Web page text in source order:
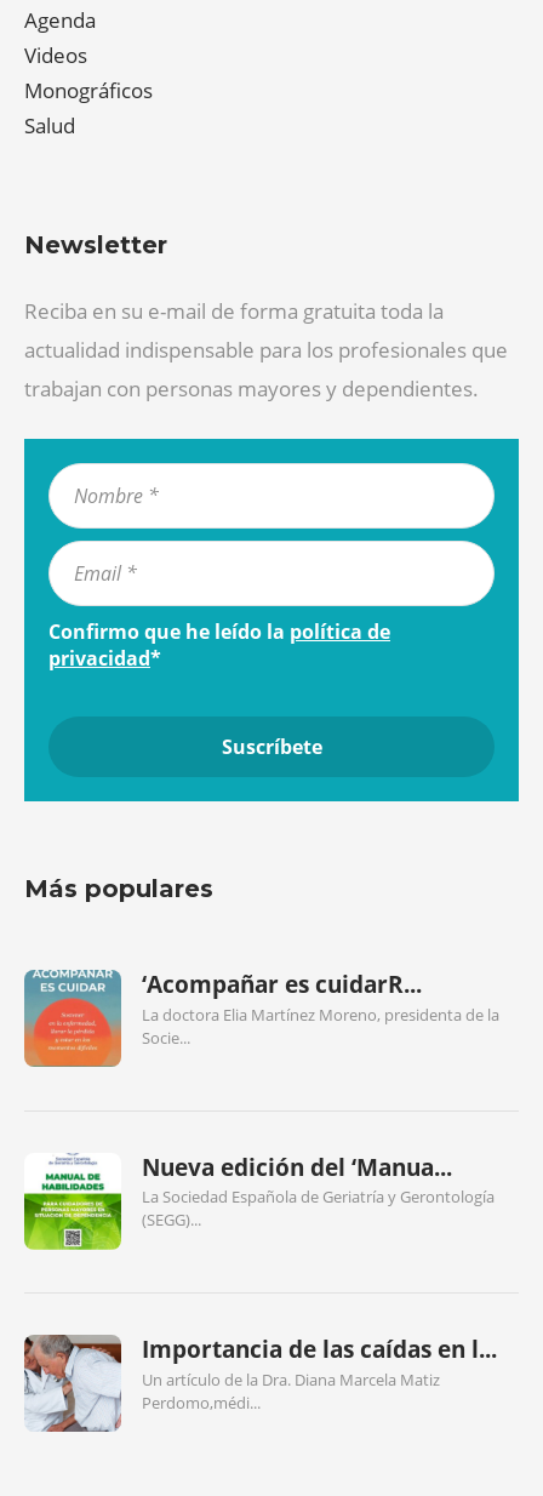
Agenda
Videos
Monográficos
Salud
Newsletter
Reciba en su e-mail de forma gratuita toda la
actualidad indispensable para los profesionales que
trabajan con personas mayores y dependientes.
Confirmo que he leído la política de
privacidad*
Más populares
‘Acompañar es cuidarR...
La doctora Elia Martínez Moreno, presidenta de la
Socie...
Nueva edición del ‘Manua...
La Sociedad Española de Geriatría y Gerontología
(SEGG)...
Importancia de las caídas en l...
Un artículo de la Dra. Diana Marcela Matiz
Perdomo,médi...